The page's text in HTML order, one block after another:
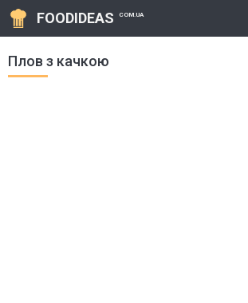
FOODIDEAS COM.UA
Плов з качкою